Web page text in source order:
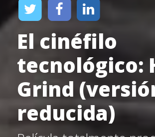
El cinéfilo
tecnológico:
Grind
reducida)